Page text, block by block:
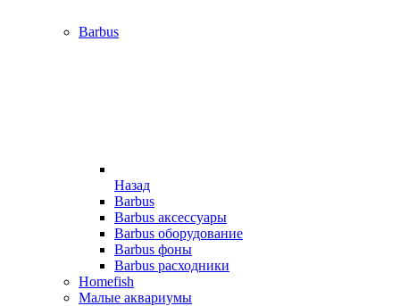
Barbus
Назад
Barbus
Barbus аксессуары
Barbus оборудование
Barbus фоны
Barbus расходники
Homefish
Малые аквариумы